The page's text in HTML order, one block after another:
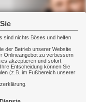
sind nichts Böses und helfen
der Betrieb unserer Website
Onlineangebot zu verbessern
akzeptieren und sofort
Entscheidung können Sie
(z.B. im Fußbereich unserer